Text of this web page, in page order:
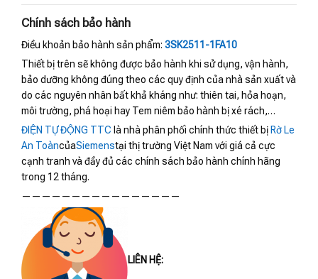
Chính sách bảo hành
Điều khoản bảo hành sản phẩm: 3SK2511-1FA10
Thiết bị trên sẽ không được bảo hành khi sử dụng, vận hành,
bảo dưỡng không đúng theo các quy định của nhà sản xuất và
do các nguyên nhân bất khả kháng như: thiên tai, hỏa hoạn,
môi trường, phá hoại hay Tem niêm bảo hành bị xé rách,…
ĐIỆN TỰ ĐỘNG TTC là nhà phân phối chính thức thiết bị Rờ Le
An ToàncủaSiemenstại thị trường Việt Nam với giá cả cực
cạnh tranh và đầy đủ các chính sách bảo hành chính hãng
trong 12 tháng.
————————————————
LIÊN HỆ: